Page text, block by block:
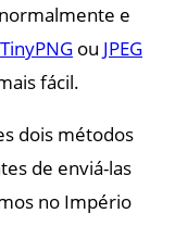
e
TinyPNG ou JPEG
fácil.
dois métodos
de enviá-las
no Império